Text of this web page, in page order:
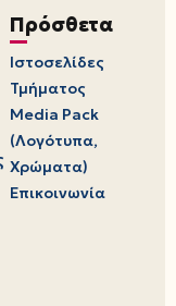
Πρόσθετα
Ιστοσελίδες
Τμήματος
Media Pack
(Λογότυπα,
Χρώματα)
Επικοινωνία